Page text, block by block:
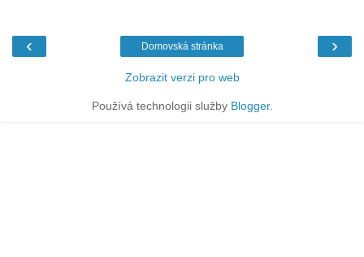
‹ ›
Domovská stránka
Zobrazit verzi pro web
Používá technologii služby Blogger.